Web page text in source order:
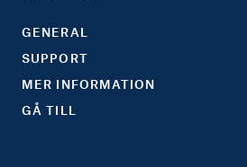
GENERAL
SUPPORT
MER INFORMATION
GÅ TILL